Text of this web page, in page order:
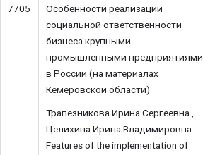
7705
Особенности реализации
социальной ответственности
бизнеса крупными
промышленными предприятиями
в России (на материалах
Кемеровской области)
Трапезникова Ирина Сергеевна ,
Целихина Ирина Владимировна
Features of the implementation of